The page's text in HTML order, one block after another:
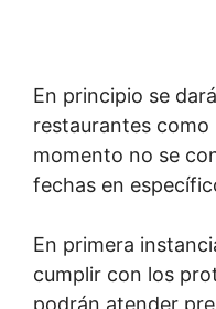
En principio se
restaurantes como
momento no se
fechas en
En primera
cumplir con los
podrán atender